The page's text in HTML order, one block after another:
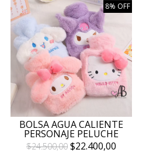
8% OFF
BOLSA AGUA CALIENTE
PERSONAJE PELUCHE
$24.500,00 $22.400,00